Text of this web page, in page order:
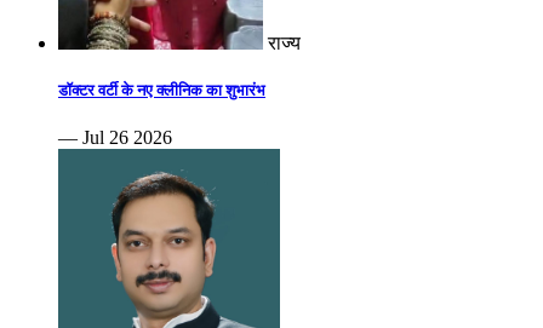
राज्य
डॉक्टर वर्टी के नए क्लीनिक का शुभारंभ
— Jul 26 2026